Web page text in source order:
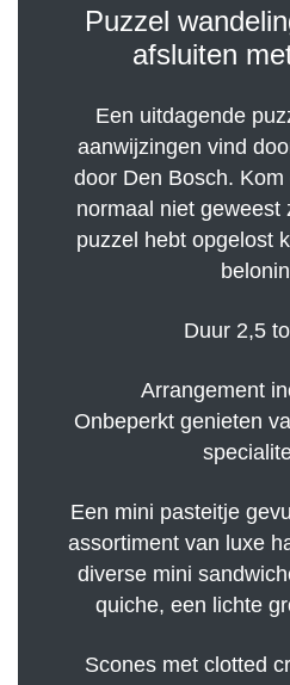
Puzzel
afsluiten
Een uitdagende
aanwijzingen vind
door Den Bosch.
normaal niet
puzzel hebt opgelost
Duur 2,5
Arrangement
Onbeperkt genieten
Een mini pasteitje
assortiment van luxe
diverse mini
quiche, een lichte
Scones met clotted